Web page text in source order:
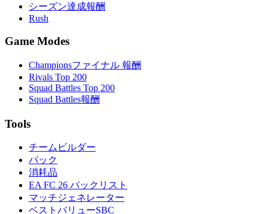
シーズン達成報酬
Rush
Game Modes
Championsファイナル 報酬
Rivals Top 200
Squad Battles Top 200
Squad Battles報酬
Tools
チームビルダー
パック
消耗品
EA FC 26 パックリスト
マッチジェネレーター
ベストバリューSBC